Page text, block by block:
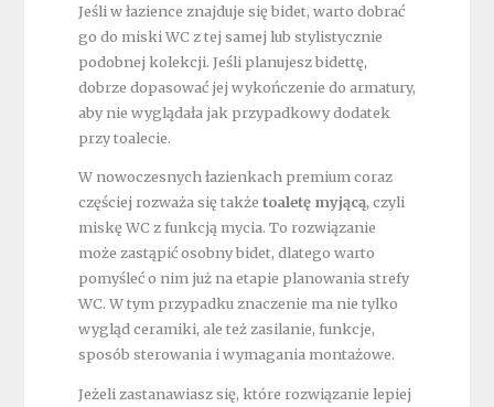
Jeśli w łazience znajduje się bidet, warto dobrać
go do miski WC z tej samej lub stylistycznie
podobnej kolekcji. Jeśli planujesz bidettę,
dobrze dopasować jej wykończenie do armatury,
aby nie wyglądała jak przypadkowy dodatek
przy toalecie.
W nowoczesnych łazienkach premium coraz
częściej rozważa się także toaletę myjącą, czyli
miskę WC z funkcją mycia. To rozwiązanie
może zastąpić osobny bidet, dlatego warto
pomyśleć o nim już na etapie planowania strefy
WC. W tym przypadku znaczenie ma nie tylko
wygląd ceramiki, ale też zasilanie, funkcje,
sposób sterowania i wymagania montażowe.
Jeżeli zastanawiasz się, które rozwiązanie lepiej